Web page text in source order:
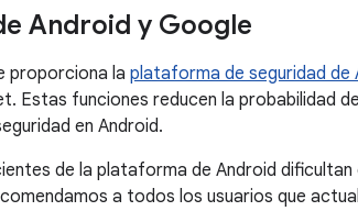
Android y Google
proporciona la plataforma de seguridad de
funciones reducen la probabilidad
en Android.
de la plataforma de Android
a todos los usuarios que